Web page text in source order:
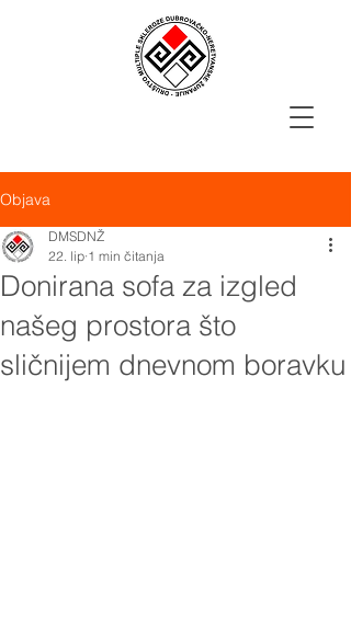
Objava
Donirana sofa za izgled
našeg prostora što
sličnijem dnevnom boravku
DMSDNŽ
22. lip 1 min čitanja